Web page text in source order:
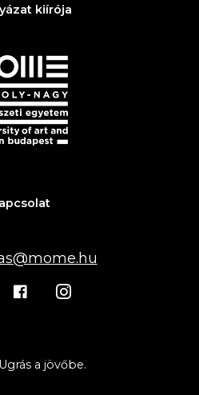
kiírója
a jövőbe.